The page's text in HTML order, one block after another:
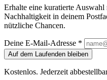
Erhalte eine kuratierte
Nachhaltigkeit in deinem
nützliche Chancen.
Deine E-Mail-Adresse *
Auf dem Laufenden bleiben
Kostenlos. Jederzeit